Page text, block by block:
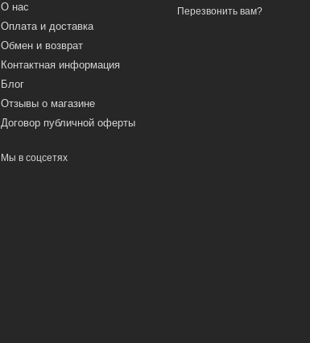
О нас
Оплата и доставка
Обмен и возврат
Контактная информация
Блог
Отзывы о магазине
Договор публичной оферты
Мы в соцсетях
Перезвонить вам?